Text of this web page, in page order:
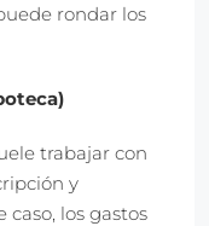
rondar los
trabajar con
y
los gastos